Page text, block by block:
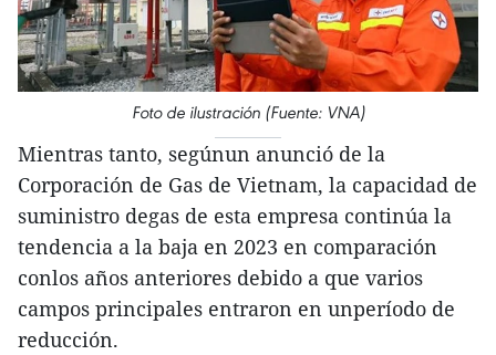
Foto de ilustración (Fuente: VNA)
Mientras tanto, segúnun anunció de la
Corporación de Gas de Vietnam, la capacidad de
suministro degas de esta empresa continúa la
tendencia a la baja en 2023 en comparación
conlos años anteriores debido a que varios
campos principales entraron en unperíodo de
reducción.